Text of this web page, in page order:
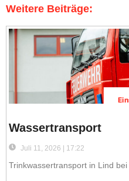
Weitere Beiträge:
Wassertransport
Juli 11, 2026 | 17:22
Trinkwassertransport in Lind